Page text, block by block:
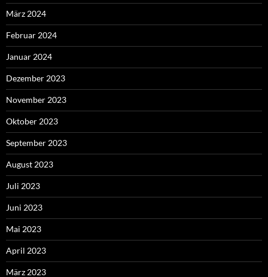
März 2024
Februar 2024
Januar 2024
Dezember 2023
November 2023
Oktober 2023
September 2023
August 2023
Juli 2023
Juni 2023
Mai 2023
April 2023
März 2023